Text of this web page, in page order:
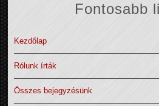
Fontosabb
Kezdőlap
Rólunk írták
Összes bejegyzésünk